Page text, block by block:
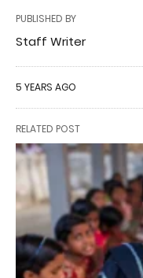
PUBLISHED BY
Staff Writer
5 YEARS AGO
RELATED POST